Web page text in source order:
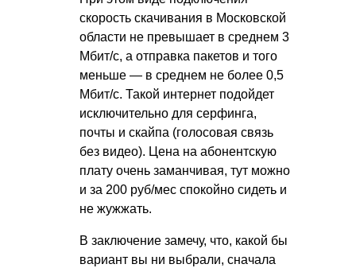
скорость скачивания в Московской
области не превышает в среднем 3
Мбит/с, а отправка пакетов и того
меньше — в среднем не более 0,5
Мбит/с. Такой интернет подойдет
исключительно для серфинга,
почты и скайпа (голосовая связь
без видео). Цена на абонентскую
плату очень заманчивая, тут можно
и за 200 руб/мес спокойно сидеть и
не жужжать.
В заключение замечу, что, какой бы
вариант вы ни выбрали, сначала